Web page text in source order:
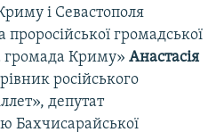
і Севастополя
проросійської громадської
громада Криму» Анастасія
російського
депутат
Бахчисарайської